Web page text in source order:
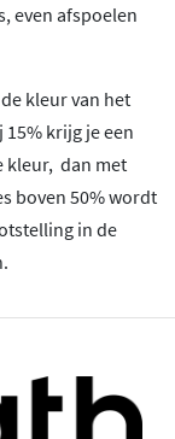
even afspoelen
kleur van het
krijg je een
kleur, dan met
boven 50% wordt
in de